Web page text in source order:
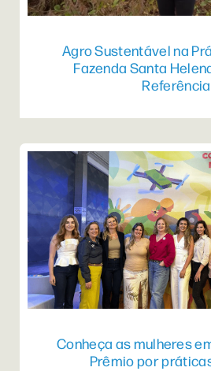
Agro Sustentável na
Fazenda Santa
Referência
Conheça as mulheres
Prêmio por